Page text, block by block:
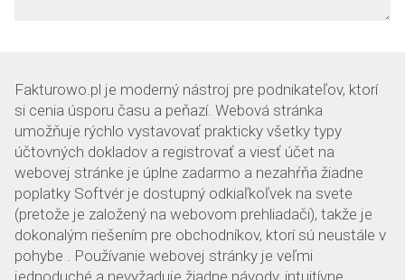
Fakturowo.pl je moderný nástroj pre podnikateľov, ktorí
si cenia úsporu času a peňazí. Webová stránka
umožňuje rýchlo vystavovať prakticky všetky typy
účtovných dokladov a registrovať a viesť účet na
webovej stránke je úplne zadarmo a nezahŕňa žiadne
poplatky Softvér je dostupný odkiaľkoľvek na svete
(pretože je založený na webovom prehliadači), takže je
dokonalým riešením pre obchodníkov, ktorí sú neustále v
pohybe . Používanie webovej stránky je veľmi
jednoduché a nevyžaduje žiadne návody, intuitívne